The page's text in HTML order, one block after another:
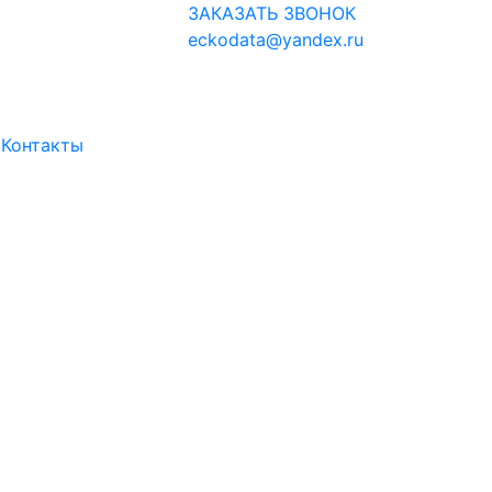
ЗАКАЗАТЬ ЗВОНОК
eckodata@yandex.ru
Контакты